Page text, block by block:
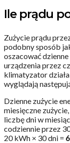
Ile prądu
Zużycie prądu
podobny sposób
oszacować
urządzenia przez
klimatyzator
wyglądają
Dzienne zużycie
miesięczne
liczbę dni w
codziennie przez
20 kWh × 30 dni =